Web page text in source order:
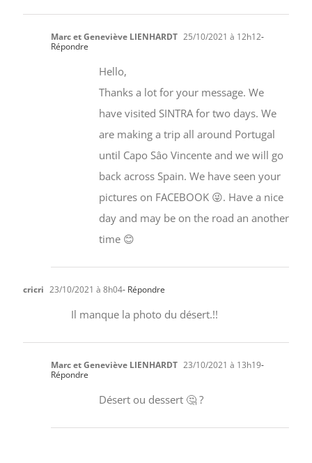
Marc et Geneviève LIENHARDT 25/10/2021 à 12h12-
Répondre
Hello,
Thanks a lot for your message. We
have visited SINTRA for two days. We
are making a trip all around Portugal
until Capo Sâo Vincente and we will go
back across Spain. We have seen your
pictures on FACEBOOK 😜. Have a nice
day and may be on the road an another
time 😊
cricri 23/10/2021 à 8h04- Répondre
Il manque la photo du désert.!!
Marc et Geneviève LIENHARDT 23/10/2021 à 13h19-
Répondre
Désert ou dessert 🤔 ?